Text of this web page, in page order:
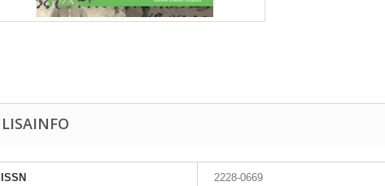
LISAINFO
ISSN 2228-0669